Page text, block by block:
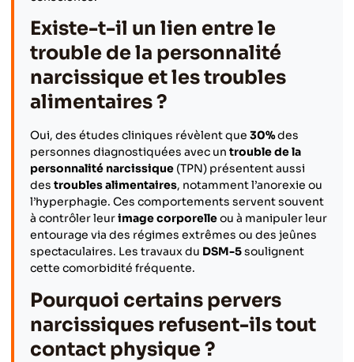
Existe-t-il un lien entre le
trouble de la personnalité
narcissique et les troubles
alimentaires ?
Oui, des études cliniques révèlent que 30%des
personnes diagnostiquées avec un trouble de la
personnalité narcissique (TPN) présentent aussi
des troubles alimentaires, notamment l’anorexie ou
l’hyperphagie. Ces comportements servent souvent
à contrôler leurimage corporelleou à manipuler leur
entourage via des régimes extrêmes ou des jeûnes
spectaculaires. Les travaux du DSM-5soulignent
cette comorbidité fréquente.
Pourquoi certains pervers
narcissiques refusent-ils tout
contact physique ?